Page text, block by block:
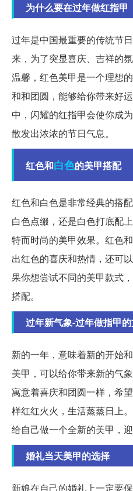
为什么要在过年做红指甲
过年是中国最重要的传统节
来，为了突显喜庆、吉祥的
温馨，红色美甲是一个理想
和和团圆，能够给你带来好
中，闪耀的红指甲会使你成
散发出浓浓的节日气息。
红色和白色的美甲搭配
红色和白色是非常经典的搭
白色点缀，还是白色打底配
特而时尚的美甲效果。红色
出红色的喜庆和热情，还可
果你想尝试不同的美甲款式
搭配。
过年新气象-过年做指甲
新的一年，意味着新的开始
美甲，可以给你带来新的气
寓意着喜庆和团圆一样，希
样红红火火，生活蒸蒸日上
给自己做一个全新的美甲，迎
婚礼当天美甲的选择
新娘在自己的婚礼上一定要